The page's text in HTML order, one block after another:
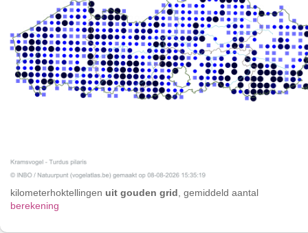
kilometerhoktellingen uit gouden grid, gemiddeld aantal
berekening